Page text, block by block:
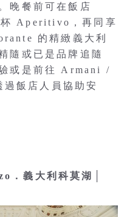
晚餐前可在飯店
Aperitivo，再同享
的精緻義大利
隨或已是品牌追隨
或是前往 Armani /
飯店人員協助安
．義大利科莫湖│